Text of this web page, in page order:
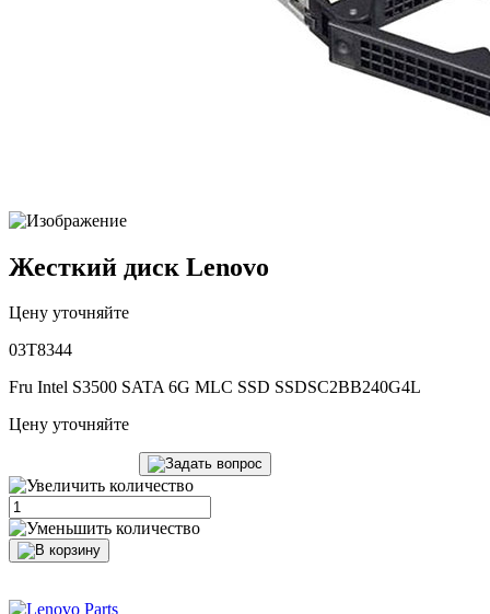
Жесткий диск Lenovo
Цену уточняйте
03T8344
Fru Intel S3500 SATA 6G MLC SSD SSDSC2BB240G4L
Цену уточняйте